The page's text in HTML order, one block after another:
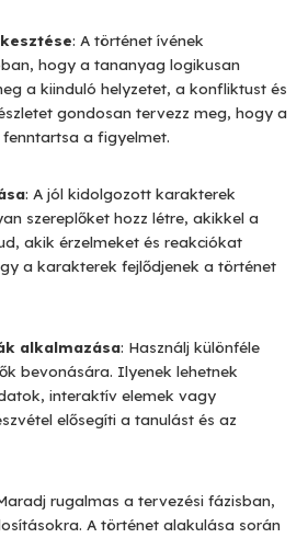
: A történet ívének
hogy a tananyag logikusan
a kiinduló helyzetet, a konfliktust és
gondosan tervezz meg, hogy a
a figyelmet.
: A jól kidolgozott karakterek
szereplőket hozz létre, akikkel a
akik érzelmeket és reakciókat
a karakterek fejlődjenek a történet
alkalmazása: Használj különféle
bevonására. Ilyenek lehetnek
interaktív elemek vagy
elősegíti a tanulást és az
rugalmas a tervezési fázisban,
A történet alakulása során